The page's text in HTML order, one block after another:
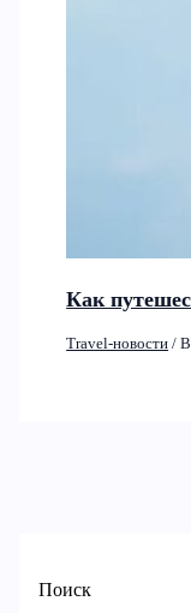
Поиск
Как
Travel-новости /